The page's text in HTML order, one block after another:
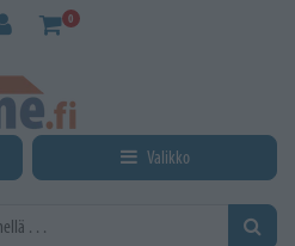
0
Valikko